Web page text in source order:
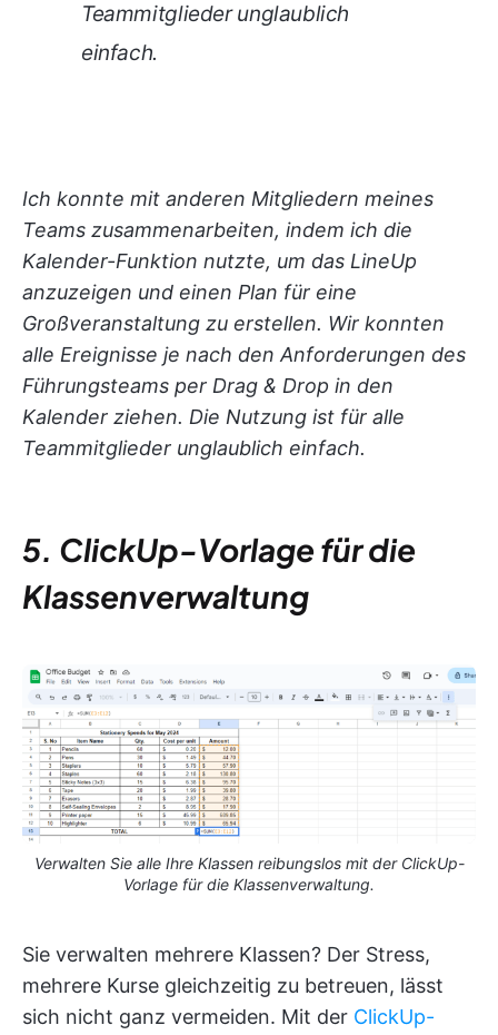
Teammitglieder unglaublich
einfach.
Ich konnte mit anderen Mitgliedern meines
Teams zusammenarbeiten, indem ich die
Kalender-Funktion nutzte, um das LineUp
anzuzeigen und einen Plan für eine
Großveranstaltung zu erstellen. Wir konnten
alle Ereignisse je nach den Anforderungen des
Führungsteams per Drag & Drop in den
Kalender ziehen. Die Nutzung ist für alle
Teammitglieder unglaublich einfach.
5. ClickUp-Vorlage für die
Klassenverwaltung
Verwalten Sie alle Ihre Klassen reibungslos mit der ClickUp-
Vorlage für die Klassenverwaltung.
Sie verwalten mehrere Klassen? Der Stress,
mehrere Kurse gleichzeitig zu betreuen, lässt
sich nicht ganz vermeiden. Mit der ClickUp-